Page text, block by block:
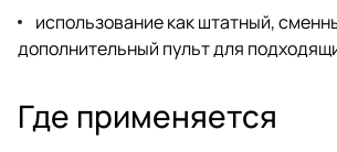
использование как штатный,
дополнительный пульт для
Где применяется